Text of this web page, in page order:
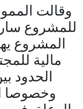
وقالت
للمشروع
المشروع
مالية
الحدود
وخصوصا